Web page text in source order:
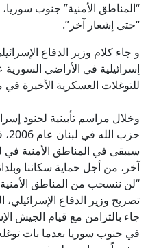
“المناطق الأمنية” جنوب
“حتى إشعار آخر”.
و جاء كلام وزبر الدفاع
إسرائيلية في الأراضي السورية
للتوغلات العسكرية الأخيرة
وخلال مراسم تأبينية لجنود
سيبقى في المناطق الأمنية في
آخر، من أجل حماية سكاننا
“لن ننسحب من المناطق الأمنية
تصريح وزير الدفاع
جاء بالتزامن مع قيام الجيش
في جنوب سوريا بعدما بات